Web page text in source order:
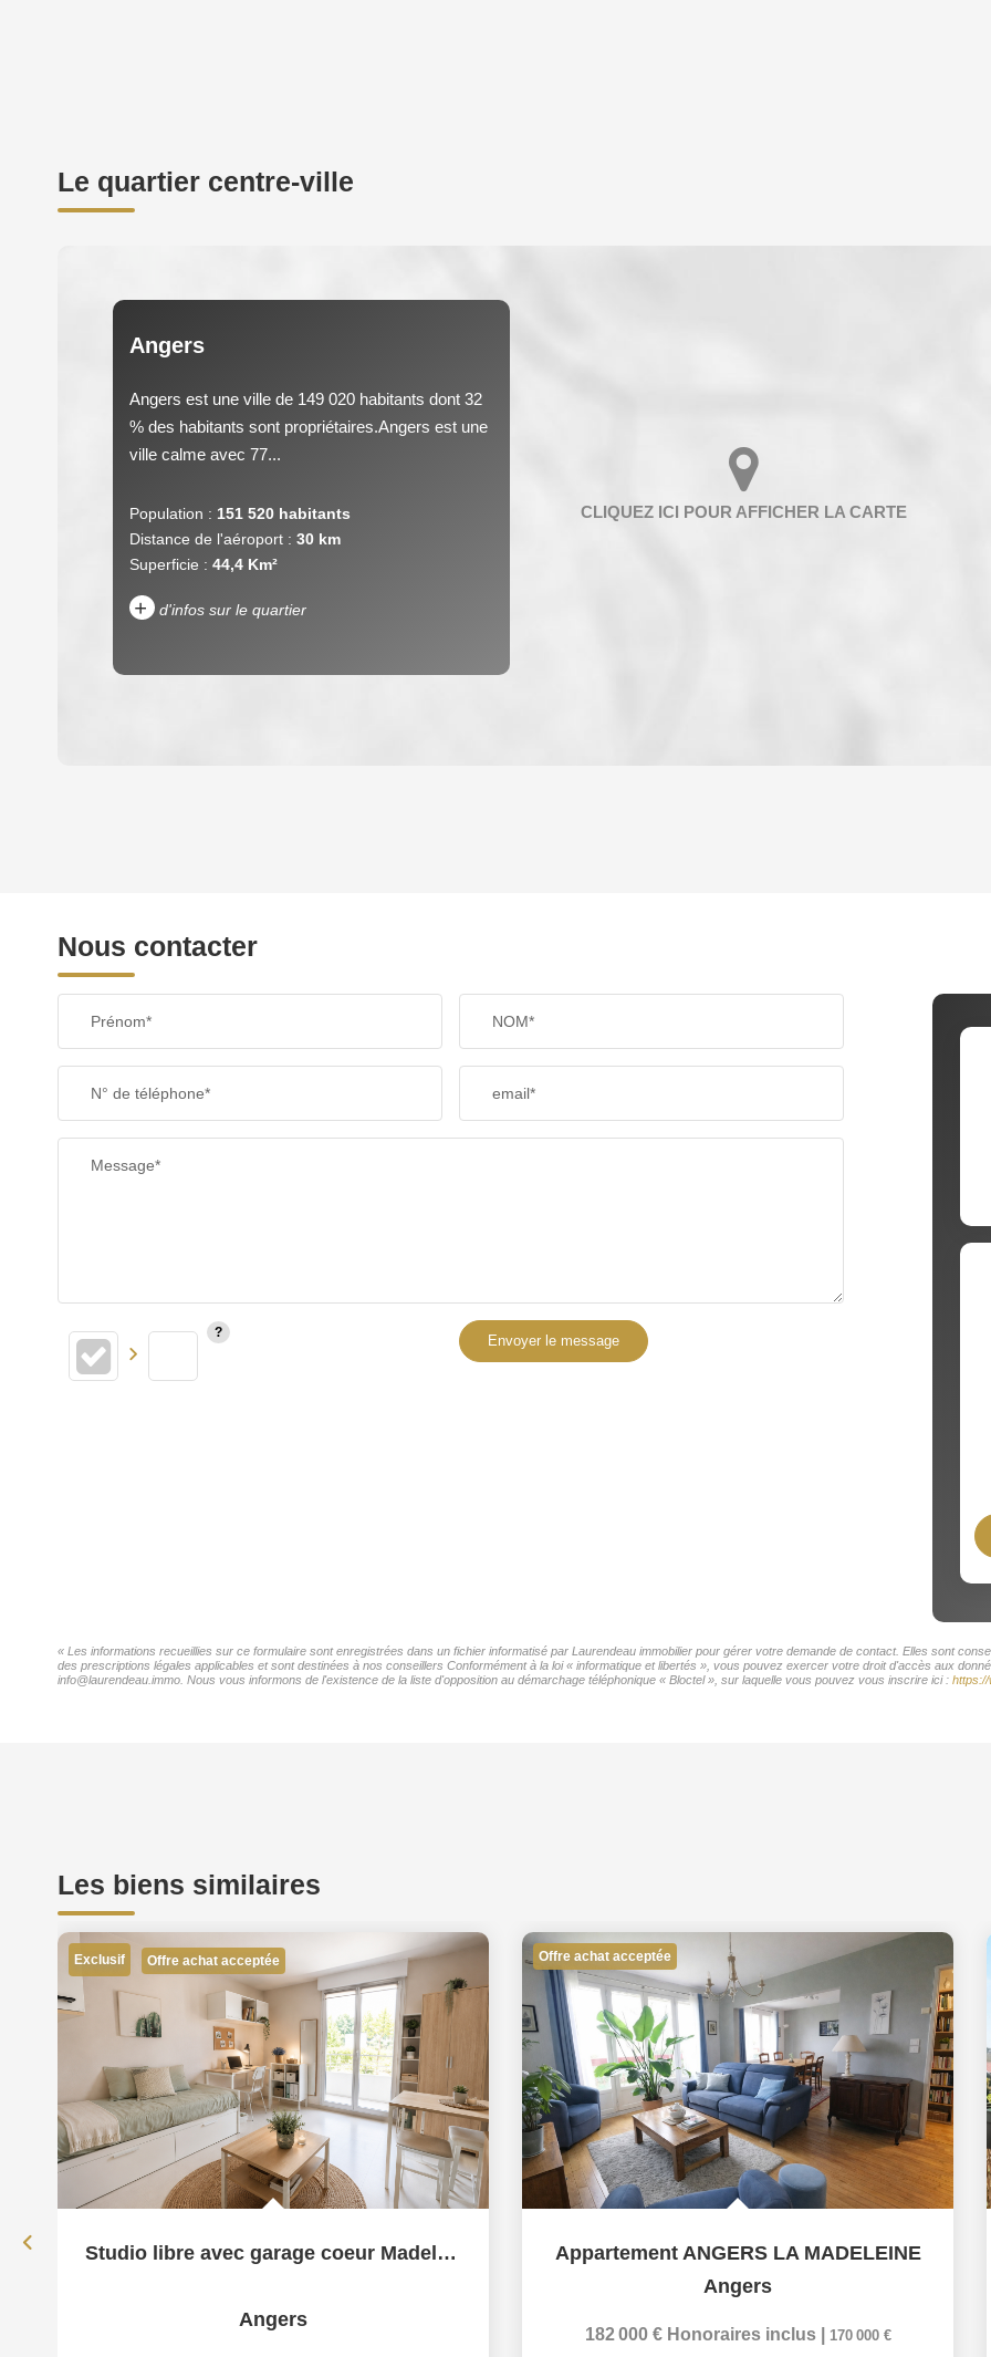
Le quartier centre-ville
Angers
Angers est une ville de 149 020 habitants dont 32
% des habitants sont propriétaires.Angers est une
ville calme avec 77...
Population : 151 520 habitants
Distance de l'aéroport : 30 km
Superficie : 44,4 Km²
+ d'infos sur le quartier
TAXE FONCIÈRE
SUPERFICIE :
RESTAURANTS ET CAFÉS COMMERCES
Nous contacter
Prénom* NOM*
N° de téléphone* email*
Message*
Envoyer le message
« Les informations recueillies sur ce formulaire sont enregistrées dans un fichier informatisé par Laurendeau immobilier pour gérer votre demande de contact. Elles sont
des prescriptions légales applicables et sont destinées à nos conseillers Conformément à la loi « informatique et libertés », vous pouvez exercer votre droit d'accès aux
info@laurendeau.immo. Nous vous informons de l'existence de la liste d'opposition au démarchage téléphonique « Bloctel », sur laquelle vous pouvez vous inscrire ici : https://
Les biens similaires
Exclusif Offre achat acceptée
Studio libre avec garage coeur Madeleine
Angers
Offre achat acceptée
Appartement ANGERS LA MADELEINE
Angers
182 000 € Honoraires inclus 170 000 €